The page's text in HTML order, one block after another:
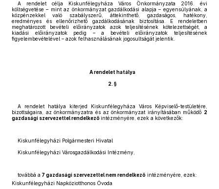
A rendelet célja Kiskunfélegyháza Város Önkormányzata 2016. évi
költségvetése – mint az önkormányzat gazdálkodási alapja – egyensúlyának, a
közpénzekkel való szabályszerű, áttekinthető, gazdaságos, hatékony,
eredményes és ellenőrizhető gazdálkodásának biztosítása. E rendeletben
meghatározott bevételi előirányzatok azok teljesítésének kötelezettségét, a
kiadási előirányzatok pedig – a bevételi előirányzatok teljesítésének
figyelembevételével – azok felhasználásának jogosultságát jelentik.
A rendelet hatálya
2. §
A rendelet hatálya kiterjed Kiskunfélegyháza Város Képviselő-testületére,
bizottságaira, az önkormányzatra és az önkormányzat irányításában működő 2
gazdasági szervezettel rendelkező intézményére, ezek a következők:
Kiskunfélegyházi Polgármesteri Hivatal
Kiskunfélegyházi Városgazdálkodási Intézmény,
továbbá a 7 gazdasági szervezettel nem rendelkező intézményére, ezek:
Kiskunfélegyházi Napköziotthonos Óvoda